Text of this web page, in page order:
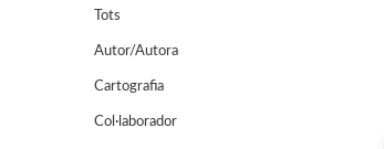
Tots
Autor/Autora
Cartografia
Col·laborador